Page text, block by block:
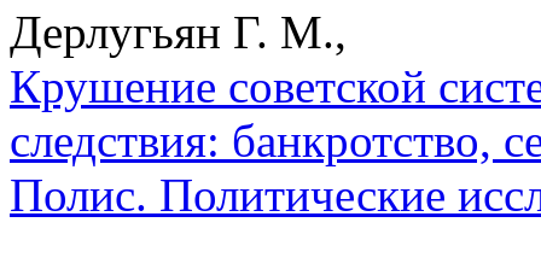
Дерлугьян Г. М.,
Крушение советской
следствия: банкротство,
Полис. Политические